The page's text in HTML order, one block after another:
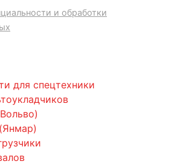
и обработки
для спецтехники